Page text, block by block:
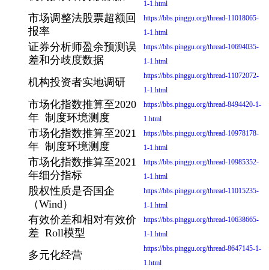
1-1.html
市场调整法股票超额回
报率
https://bbs.pinggu.org/thread-11018065-
1-1.html
证券分析师盈余预测误
差和分歧度数据
https://bbs.pinggu.org/thread-10694035-
1-1.html
机构投资者实地调研
https://bbs.pinggu.org/thread-11072072-
1-1.html
市场化指数推算至2020
年 制度环境测度
https://bbs.pinggu.org/thread-8494420-1-
1.html
市场化指数推算至2021
年 制度环境测度
https://bbs.pinggu.org/thread-10978178-
1-1.html
市场化指数推算至2021
年细分指标
https://bbs.pinggu.org/thread-10985352-
1-1.html
股权性质是否国企
（Wind）
https://bbs.pinggu.org/thread-11015235-
1-1.html
有效价差和相对有效价
差 Roll模型
https://bbs.pinggu.org/thread-10638665-
1-1.html
多元化经营
https://bbs.pinggu.org/thread-8647145-1-
1.html